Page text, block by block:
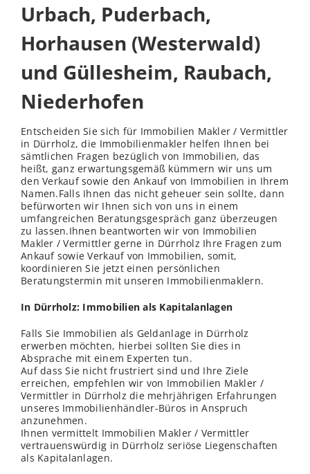
Urbach, Puderbach,
Horhausen (Westerwald)
und Güllesheim, Raubach,
Niederhofen
Entscheiden Sie sich für Immobilien Makler / Vermittler
in Dürrholz, die Immobilienmakler helfen Ihnen bei
sämtlichen Fragen bezüglich von Immobilien, das
heißt, ganz erwartungsgemäß kümmern wir uns um
den Verkauf sowie den Ankauf von Immobilien in Ihrem
Namen.Falls Ihnen das nicht geheuer sein sollte, dann
befürworten wir Ihnen sich von uns in einem
umfangreichen Beratungsgespräch ganz überzeugen
zu lassen.Ihnen beantworten wir von Immobilien
Makler / Vermittler gerne in Dürrholz Ihre Fragen zum
Ankauf sowie Verkauf von Immobilien, somit,
koordinieren Sie jetzt einen persönlichen
Beratungstermin mit unseren Immobilienmaklern.
In Dürrholz: Immobilien als Kapitalanlagen
Falls Sie Immobilien als Geldanlage in Dürrholz
erwerben möchten, hierbei sollten Sie dies in
Absprache mit einem Experten tun.
Auf dass Sie nicht frustriert sind und Ihre Ziele
erreichen, empfehlen wir von Immobilien Makler /
Vermittler in Dürrholz die mehrjährigen Erfahrungen
unseres Immobilienhändler-Büros in Anspruch
anzunehmen.
Ihnen vermittelt Immobilien Makler / Vermittler
vertrauenswürdig in Dürrholz seriöse Liegenschaften
als Kapitalanlagen.